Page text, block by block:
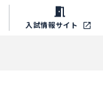
入試情報サイト